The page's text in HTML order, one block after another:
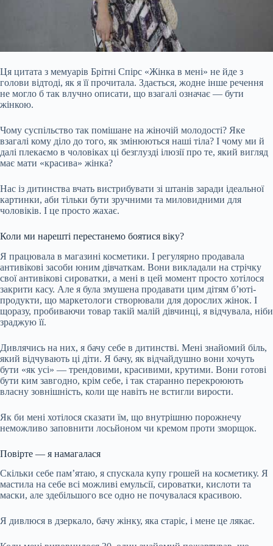
Ця цитата з мемуарів Брітні Спірс «Жінка в мені» не йде з
голови відтоді, як я її прочитала. Здається, жодне інше речення
не могло б так влучно описати, що взагалі означає — бути
жінкою.
Чому суспільство так помішане на жіночій молодості? Яке
взагалі кому діло до того, як змінюються наші тіла? І чому ми й
далі плекаємо в чоловіках ці безглузді ілюзії про те, який вигляд
має мати «красива» жінка?
Нас із дитинства вчать вистрибувати зі штанів заради ідеальної
картинки, аби тільки бути зручними та миловидними для
чоловіків. І це просто жахає.
Коли ми нарешті перестанемо боятися віку?
Я працювала в магазині косметики. І регулярно продавала
антивікові засоби юним дівчаткам. Вони викладали на стрічку
свої антивікові сироватки, а мені в цей момент просто хотілося
закрити касу. Але я була змушена продавати цим дітям б’юті-
продукти, що маркетологи створювали для дорослих жінок. І
щоразу, пробиваючи товар такій малій дівчинці, я відчувала, ніби
зраджую її.
Дивлячись на них, я бачу себе в дитинстві. Мені знайомий біль,
який відчувають ці діти. Я бачу, як відчайдушно вони хочуть
бути «як усі» — трендовими, красивими, крутими. Вони готові
бути ким завгодно, крім себе, і так старанно перекроюють
власну зовнішність, коли ще навіть не встигли вирости.
Як би мені хотілося сказати їм, що внутрішню порожнечу
неможливо заповнити лосьйоном чи кремом проти зморщок.
Повірте — я намагалася
Скільки себе пам’ятаю, я спускала купу грошей на косметику. Я
мастила на себе всі можливі емульсії, сироватки, кислоти та
маски, але здебільшого все одно не почувалася красивою.
Я дивлюся в дзеркало, бачу жінку, яка старіє, і мене це лякає.